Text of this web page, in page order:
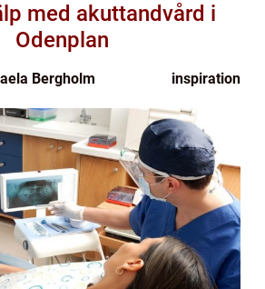
med akuttandvård i
Odenplan
Bergholm inspiration